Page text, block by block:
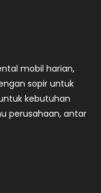
mobil harian,
sopir untuk
kebutuhan
perusahaan, antar